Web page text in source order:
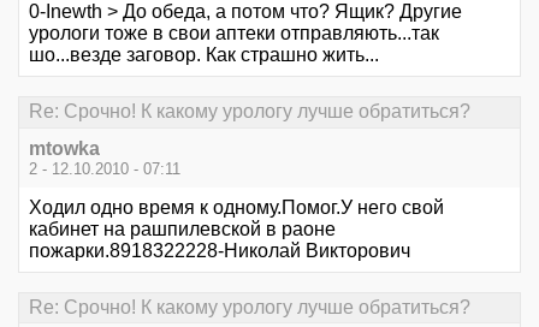
0-Inewth > До обеда, а потом что? Ящик? Другие
урологи тоже в свои аптеки отправляють...так
шо...везде заговор. Как страшно жить...
Re: Срочно! К какому урологу лучше обратиться?
mtowka
2 - 12.10.2010 - 07:11
Ходил одно время к одному.Помог.У него свой
кабинет на рашпилевской в раоне
пожарки.8918322228-Николай Викторович
Re: Срочно! К какому урологу лучше обратиться?